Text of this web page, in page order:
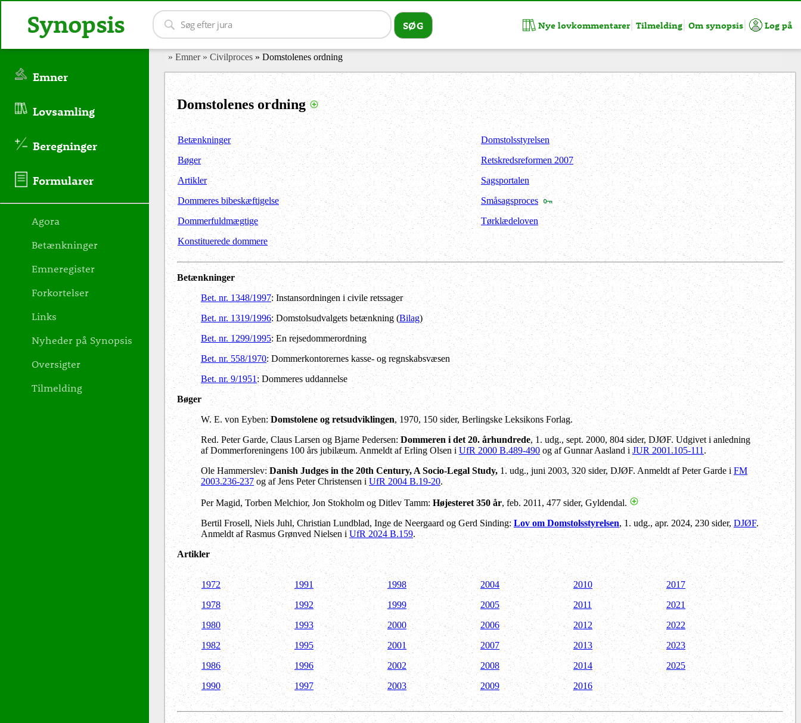
» Emner » Civilproces » Domstolenes ordning
Domstolenes ordning
Betænkninger
Bøger
Artikler
Dommeres bibeskæftigelse
Dommerfuldmægtige
Konstituerede dommere
Domstolsstyrelsen
Retskredsreformen 2007
Sagsportalen
Småsagsproces
Tørklædeloven
Betænkninger
Bet. nr. 1348/1997: Instansordningen i civile retssager
Bet. nr. 1319/1996: Domstolsudvalgets betænkning (Bilag)
Bet. nr. 1299/1995: En rejsedommerordning
Bet. nr. 558/1970: Dommerkontorernes kasse- og regnskabsvæsen
Bet. nr. 9/1951: Dommeres uddannelse
Bøger
W. E. von Eyben:Domstolene og retsudviklingen, 1970, 150 sider, Berlingske Leksikons Forlag.
Red. Peter Garde, Claus Larsen og Bjarne Pedersen:Dommeren i det 20. århundrede, 1. udg., sept. 2000, 804 sider, DJØF. Udgivet i anledning
af Dommerforeningens 100 års jubilæum. Anmeldt af Erling Olsen i UfR 2000 B.489-490 og af Gunnar Aasland iJUR 2001.105-111 .
Ole Hammerslev:Danish Judges in the 20th Century, A Socio-Legal Study,1. udg., juni 2003, 320 sider, DJØF. Anmeldt af Peter Garde iFM
2003.236-237og af Jens Peter Christensen i UfR 2004 B.19-20.
Per Magid, Torben Melchior, Jon Stokholm og Ditlev Tamm: Højesteret 350 år, feb. 2011, 477 sider, Gyldendal.
Bertil Frosell, Niels Juhl, Christian Lundblad, Inge de Neergaard og Gerd Sinding:Lov om Domstolsstyrelsen, 1. udg., apr. 2024, 230 sider,DJØF.
Anmeldt af Rasmus Grønved Nielsen i UfR 2024 B.159.
Artikler
1972
1978
1980
1982
1986
1990
1991
1992
1993
1995
1996
1997
1998
1999
2000
2001
2002
2003
2004
2005
2006
2007
2008
2009
2010
2011
2012
2013
2014
2016
2017
2021
2022
2023
2025
Emner
Lovsamling
Beregninger
Formularer
Agora
Betænkninger
Emneregister
Forkortelser
Links
Nyheder på Synopsis
Oversigter
Tilmelding
Synopsis Nye lovkommentarer Tilmelding Om synopsis Log på